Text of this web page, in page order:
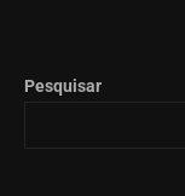
Pesquisar